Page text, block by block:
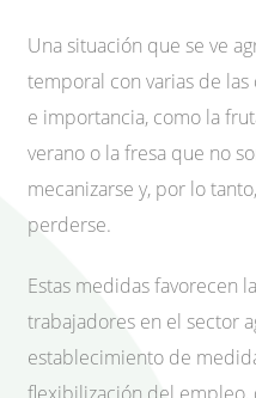
Una situación que se ve
temporal con varias de
e importancia, como la
verano o la fresa que no
mecanizarse y, por lo
perderse.
Estas medidas favorecen
trabajadores en el sector
establecimiento de